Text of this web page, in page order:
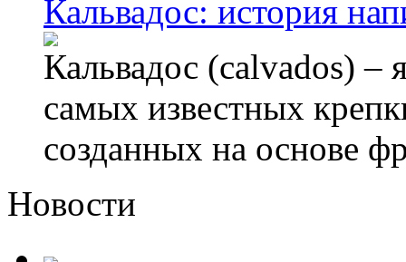
Кальвадос: история
Кальвадос (calvados) –
самых известных
созданных на основе
Новости